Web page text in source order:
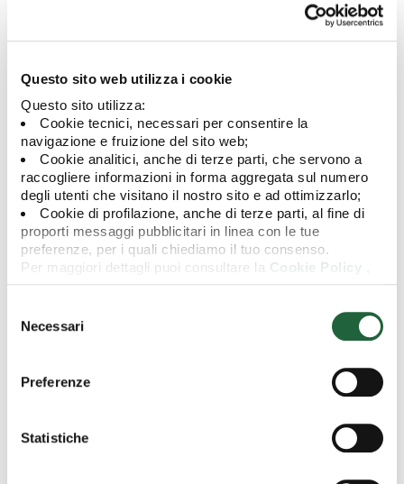
Questo sito web utilizza i cookie
Questo sito utilizza:
Cookie tecnici, necessari per consentire la
navigazione e fruizione del sito web;
Cookie analitici, anche di terze parti, che servono a
raccogliere informazioni in forma aggregata sul numero
degli utenti che visitano il nostro sito e ad ottimizzarlo;
Cookie di profilazione, anche di terze parti, al fine di
proporti messaggi pubblicitari in linea con le tue
preferenze, per i quali chiediamo il tuo consenso.
Per maggiori dettagli puoi consultare la Cookie Policy
"Rifiuta".
delNecessari
Preferenze
Statistiche
I Signori Azionisti sono invitati a partecipare alla ASSEMBLEA
GENERALE ORDINARIA che si terrà il 24 aprile 2023 alle ore 11.00
presso la sede sociale, per deliberare sul seguente ordine del
Società di Revisione dell'esercizio chiuso al 31 dicembre 2022;
mandato;
4) Remunerazione degli amministratori per l'esercizio 2023;
6) Varie ed eventuali.